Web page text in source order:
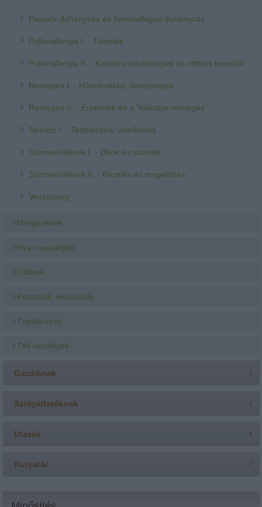
Passzív dohányzás és harmadlagos dohányzás
Pollenallergia I. - Tünetek
Pollenallergia II. - Kezelési lehetőségek és otthoni teendők
Remegés I. - Hőmérséklet, betegségek
Remegés II. - Érzelmek és a "kiskutya-remegés"
Stressz I. - Testbeszéd, viselkedés
Szemsérülések I. - Okok és tünetek
Szemsérülések II. - Kezelés és megelőzés
Veszettség
Mérgezések
Nyári veszélyek
Oltások
Paraziták, élősködők
Táplálkozás
Téli veszélyek
Gazdiknak
Szolgáltatóknak
Utazás
Kutyatár